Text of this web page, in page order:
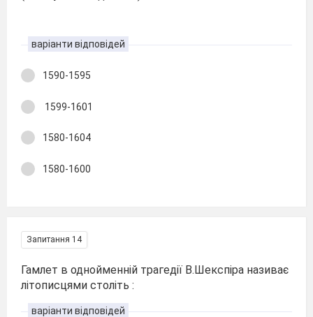
варіанти відповідей
1590-1595
1599-1601
1580-1604
1580-1600
Запитання 14
Гамлет в однойменній трагедії В.Шекспіра називає
літописцями століть :
варіанти відповідей